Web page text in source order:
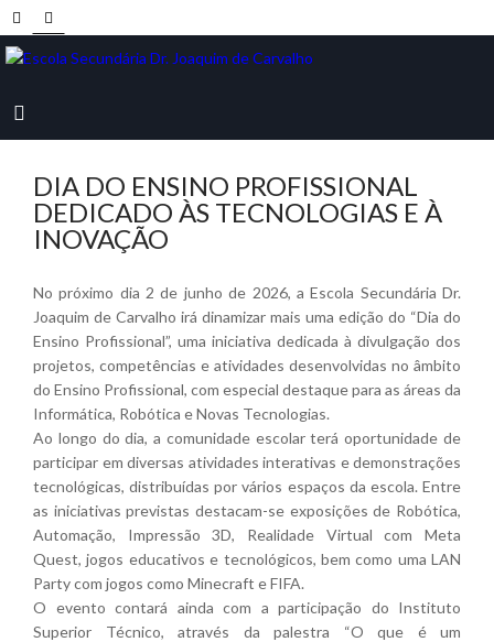
DIA DO ENSINO PROFISSIONAL
DEDICADO ÀS TECNOLOGIAS E À
INOVAÇÃO
No próximo dia 2 de junho de 2026, a Escola Secundária Dr.
Joaquim de Carvalho irá dinamizar mais uma edição do “Dia do
Ensino Profissional”, uma iniciativa dedicada à divulgação dos
projetos, competências e atividades desenvolvidas no âmbito
do Ensino Profissional, com especial destaque para as áreas da
Informática, Robótica e Novas Tecnologias.
Ao longo do dia, a comunidade escolar terá oportunidade de
participar em diversas atividades interativas e demonstrações
tecnológicas, distribuídas por vários espaços da escola. Entre
as iniciativas previstas destacam-se exposições de Robótica,
Automação, Impressão 3D, Realidade Virtual com Meta
Quest, jogos educativos e tecnológicos, bem como uma LAN
Party com jogos como Minecraft e FIFA.
O evento contará ainda com a participação do Instituto
Superior Técnico, através da palestra “O que é um